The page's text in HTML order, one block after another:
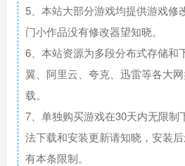
5、本站大部分游戏均提供游戏修
门小作品没有修改器望知晓。
6、本站资源为多段分布式存储和
翼、阿里云、夸克、迅雷等各大
载。
7、单独购买游戏在30天内无限制
法下载和安装更新请知晓，安装
有本条限制。